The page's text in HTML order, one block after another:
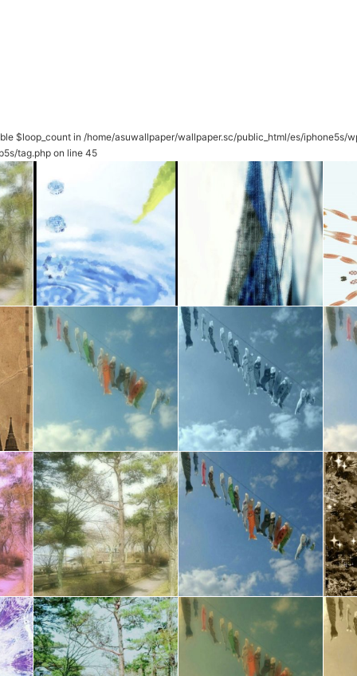
$loop_count in /home/asuwallpaper/wallpaper.sc/public_html/es/iphone5s/
tag.php on line 45